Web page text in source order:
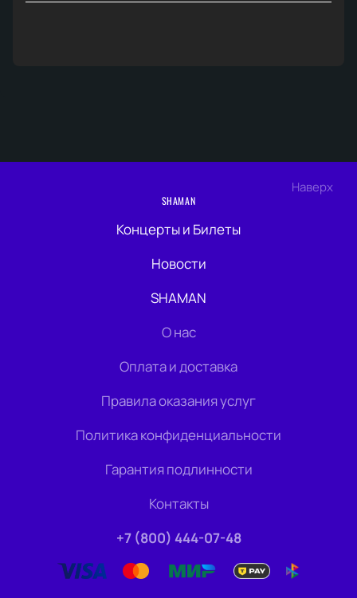
Наверх
SHAMAN
Концерты и Билеты
Новости
SHAMAN
О нас
Оплата и доставка
Правила оказания услуг
Политика конфиденциальности
Гарантия подлинности
Контакты
+7 (800) 444-07-48